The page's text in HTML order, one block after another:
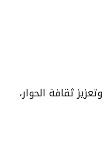
ثقافة الحوار،